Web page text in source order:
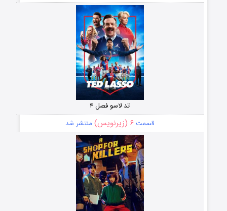
تد لاسو فصل ۴
قسمت ۶ (زیرنویس) منتشر شد